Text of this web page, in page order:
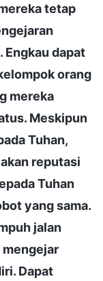
tetap
Engkau dapat
orang
mereka
Meskipun
Tuhan,
reputasi
Tuhan
yang sama.
jalan
mengejar
Dapat